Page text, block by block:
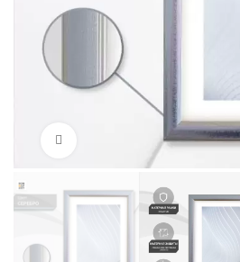
Нажмите, чтобы увеличить